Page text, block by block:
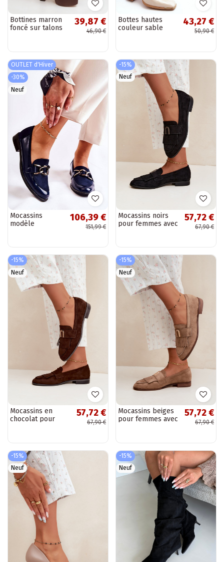
Bottines marron
foncé sur talons
39,87 €
46,90 €
Bottes hautes
couleur sable
43,27 €
50,90 €
OUTLET d'Hiver
-30%
Neuf
Mocassins
modèle
106,39 €
151,99 €
-15%
Neuf
Mocassins noirs
pour femmes avec
57,72 €
67,90 €
-15%
Neuf
Mocassins en
chocolat pour
57,72 €
67,90 €
-15%
Neuf
Mocassins beiges
pour femmes avec
57,72 €
67,90 €
-15%
Neuf
-15%
Neuf